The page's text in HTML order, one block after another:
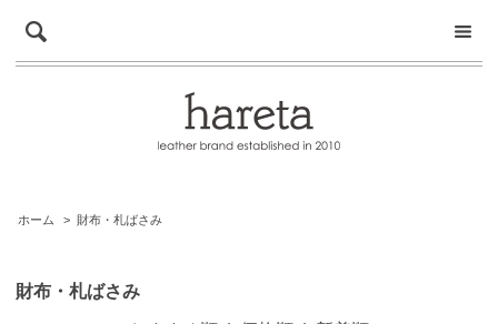
ホーム > 財布・札ばさみ
財布・札ばさみ